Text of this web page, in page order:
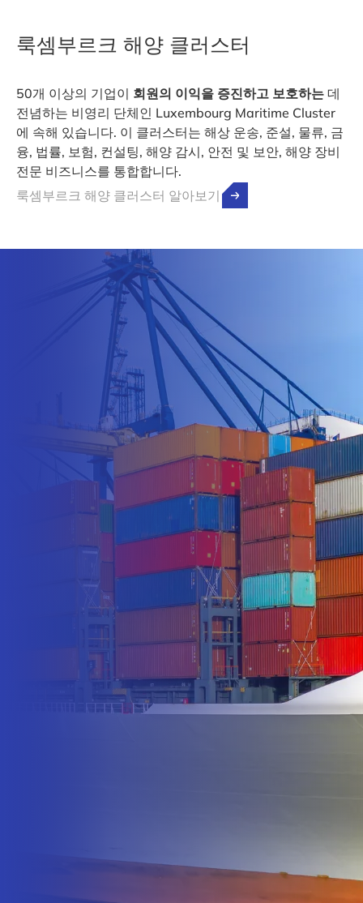
룩셈부르크 해양 클러스터
50개 이상의 기업이 회원의 이익을 증진하고 보호하는 데
전념하는 비영리 단체인 Luxembourg Maritime Cluster
에 속해 있습니다. 이 클러스터는 해상 운송, 준설, 물류, 금
융, 법률, 보험, 컨설팅, 해양 감시, 안전 및 보안, 해양 장비
전문 비즈니스를 통합합니다.
룩셈부르크 해양 클러스터 알아보기